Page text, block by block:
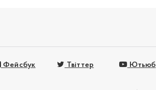
Фейсбук Твіттер Ютьюб